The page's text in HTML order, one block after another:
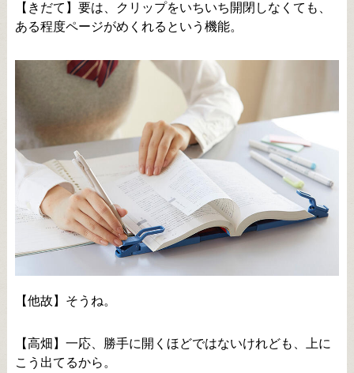
【きだて】要は、クリップをいちいち開閉しなくても、
ある程度ページがめくれるという機能。
【他故】そうね。
【高畑】一応、勝手に開くほどではないけれども、上に
こう出てるから。